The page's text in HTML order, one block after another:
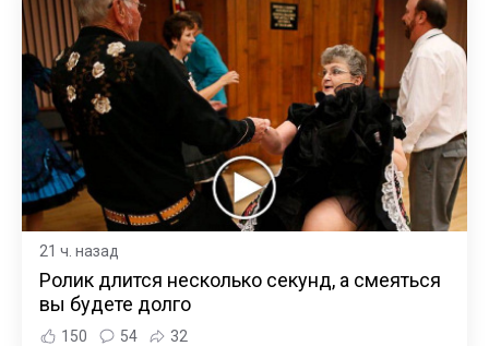
21 ч. назад
Ролик длится несколько секунд, а смеяться
вы будете долго
150 54 32